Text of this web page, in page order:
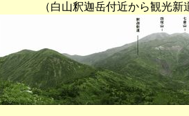
（白山釈迦岳付近から観光新道→